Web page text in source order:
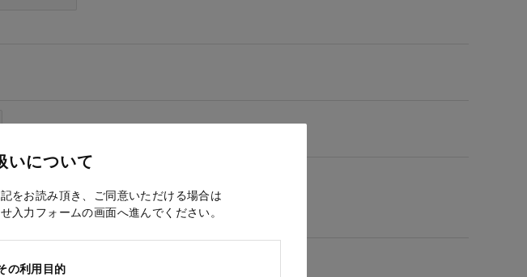
いについて
をお読み頂き、ご同意いただける場合は
入力フォームの画面へ進んでください。
の利用目的
）